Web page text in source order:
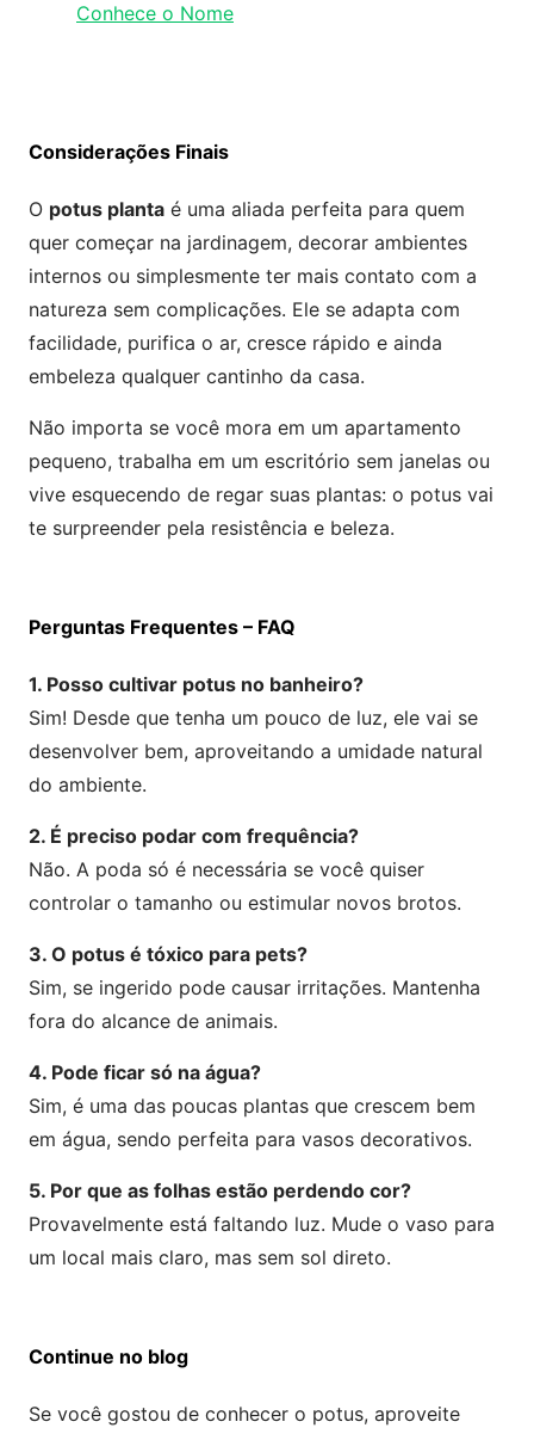
Conhece o Nome
Considerações Finais
O potus planta é uma aliada perfeita para quem
quer começar na jardinagem, decorar ambientes
internos ou simplesmente ter mais contato com a
natureza sem complicações. Ele se adapta com
facilidade, purifica o ar, cresce rápido e ainda
embeleza qualquer cantinho da casa.
Não importa se você mora em um apartamento
pequeno, trabalha em um escritório sem janelas ou
vive esquecendo de regar suas plantas: o potus vai
te surpreender pela resistência e beleza.
Perguntas Frequentes – FAQ
1. Posso cultivar potus no banheiro?
Sim! Desde que tenha um pouco de luz, ele vai se
desenvolver bem, aproveitando a umidade natural
do ambiente.
2. É preciso podar com frequência?
Não. A poda só é necessária se você quiser
controlar o tamanho ou estimular novos brotos.
3. O potus é tóxico para pets?
Sim, se ingerido pode causar irritações. Mantenha
fora do alcance de animais.
4. Pode ficar só na água?
Sim, é uma das poucas plantas que crescem bem
em água, sendo perfeita para vasos decorativos.
5. Por que as folhas estão perdendo cor?
Provavelmente está faltando luz. Mude o vaso para
um local mais claro, mas sem sol direto.
Continue no blog
Se você gostou de conhecer o potus, aproveite